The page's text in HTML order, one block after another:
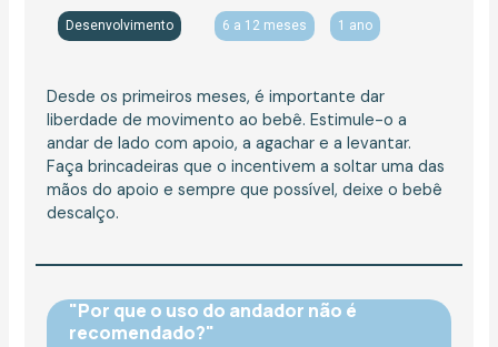
Desenvolvimento 6 a 12 meses 1 ano
Desde os primeiros meses, é importante dar
liberdade de movimento ao bebê. Estimule-o a
andar de lado com apoio, a agachar e a levantar.
Faça brincadeiras que o incentivem a soltar uma das
mãos do apoio e sempre que possível, deixe o bebê
descalço.
"Por que o uso do andador não é
recomendado?"